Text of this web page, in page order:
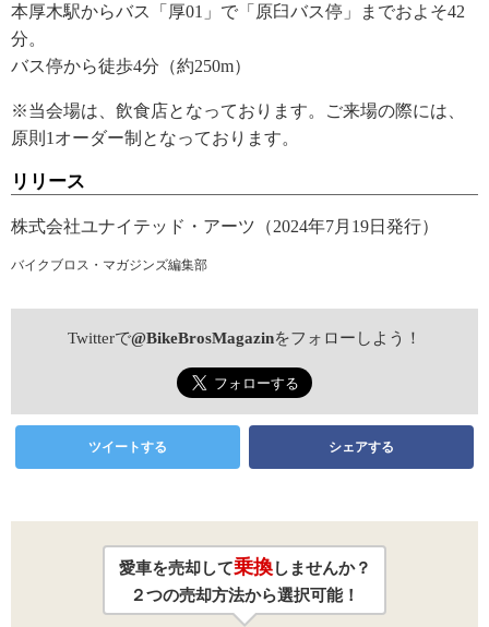
本厚木駅からバス「厚01」で「原臼バス停」までおよそ42
分。
バス停から徒歩4分（約250m）
※当会場は、飲食店となっております。ご来場の際には、
原則1オーダー制となっております。
リリース
株式会社ユナイテッド・アーツ（2024年7月19日発行）
バイクブロス・マガジンズ編集部
Twitterで@BikeBrosMagazinをフォローしよう！
ツイートする シェアする
愛車を売却して乗換しませんか？
２つの売却方法から選択可能！